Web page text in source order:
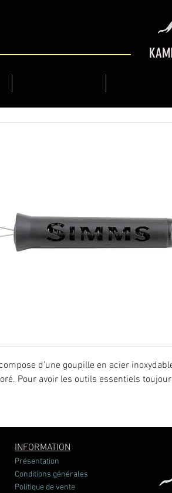
d'une goupille en acier
Pour avoir les outils essentiels
INFORMATION
Présentation
Conditions générales
Politique de vente